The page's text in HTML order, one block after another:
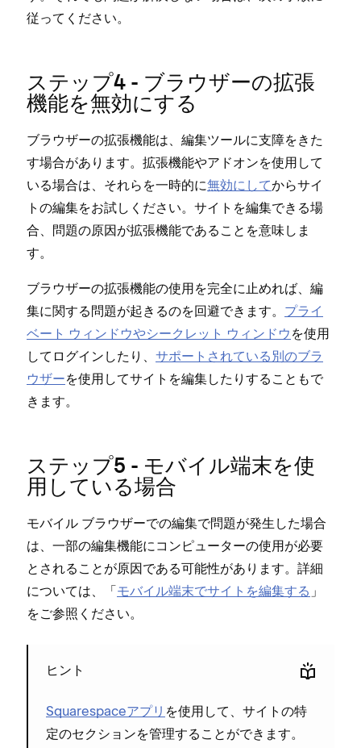
従⁠ってください⁠。
ステ⁠ップ4 - ブラウザ⁠ーの拡張
機能を無効にする
ブラウザ⁠ーの拡張機能は⁠、編集ツ⁠ールに支障をきた
す場合があります⁠。拡張機能やアドオンを使用して
いる場合は⁠、それらを一時的に無効にしてからサイ
トの編集をお試しください⁠。サイトを編集できる場
合⁠、問題の原因が拡張機能であることを意味しま
す⁠。
ブラウザ⁠ーの拡張機能の使用を完全に止めれば⁠、編
集に関する問題が起きるのを回避できます⁠。 プライ
ベ⁠ート ウ⁠ィンドウやシ⁠ークレ⁠ット ウ⁠ィンドウ を使用
してログインしたり⁠、 サポ⁠ートされている別のブラ
ウザ⁠ーを使用してサイトを編集したりすることもで
きます⁠。
ステ⁠ップ5 - モバイル端末を使
用している場合
モバイル ブラウザ⁠ーでの編集で問題が発生した場合
は⁠、一部の編集機能にコンピ⁠ュ⁠ータ⁠ーの使用が必要
とされることが原因である可能性があります⁠。詳細
については⁠、「⁠モバイル端末でサイトを編集する ⁠」
をご参照ください⁠。
ヒント
Squarespaceアプリ を使用して⁠、サイトの特
定のセクシ⁠ョンを管理することができます⁠。